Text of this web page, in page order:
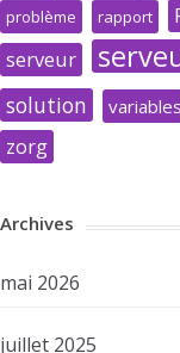
problème rapport
serveur
solution variables
zorg
Archives
mai 2026
juillet 2025